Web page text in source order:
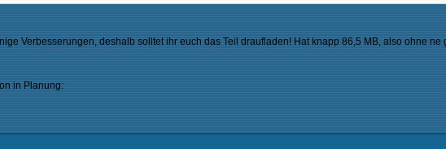
Verbesserungen, deshalb solltet ihr euch das Teil draufladen! Hat knapp 86,5 MB, also ohne
in Planung: